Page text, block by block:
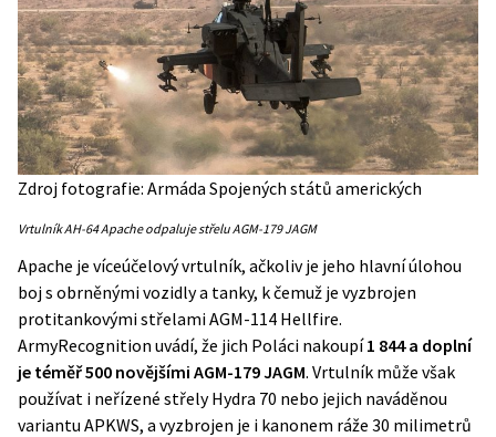
Zdroj fotografie: Armáda Spojených států amerických
Vrtulník AH-64 Apache odpaluje střelu AGM-179 JAGM
Apache je víceúčelový vrtulník, ačkoliv je jeho hlavní úlohou
boj s obrněnými vozidly a tanky, k čemuž je vyzbrojen
protitankovými střelami AGM-114 Hellfire.
ArmyRecognition uvádí, že jich Poláci nakoupí1 844 a doplní
je téměř 500 novějšími AGM-179 JAGM. Vrtulník může však
používat i neřízené střely Hydra 70 nebo jejich naváděnou
variantu APKWS, a vyzbrojen je i kanonem ráže 30 milimetrů